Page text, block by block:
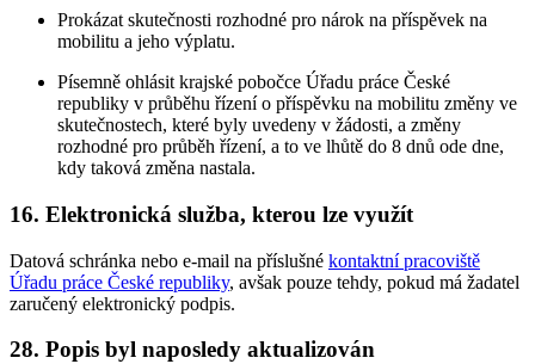
Prokázat skutečnosti rozhodné pro nárok na příspěvek na
mobilitu a jeho výplatu.
Písemně ohlásit krajské pobočce Úřadu práce České
republiky v průběhu řízení o příspěvku na mobilitu změny ve
skutečnostech, které byly uvedeny v žádosti, a změny
rozhodné pro průběh řízení, a to ve lhůtě do 8 dnů ode dne,
kdy taková změna nastala.
16. Elektronická služba, kterou lze využít
Datová schránka nebo e-mail na příslušné kontaktní pracoviště
Úřadu práce České republiky, avšak pouze tehdy, pokud má žadatel
zaručený elektronický podpis.
28. Popis byl naposledy aktualizován